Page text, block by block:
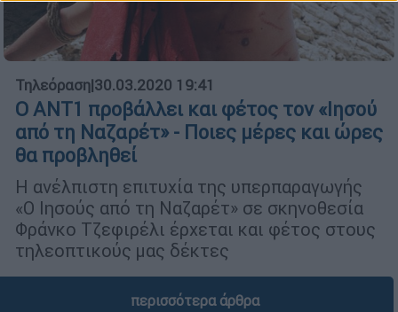
Τηλεόραση|30.03.2020 19:41
Ο ΑΝΤ1 προβάλλει και φέτος τον «Ιησού
από τη Ναζαρέτ» - Ποιες μέρες και ώρες
θα προβληθεί
H ανέλπιστη επιτυχία της υπερπαραγωγής
«Ο Ιησούς από τη Ναζαρέτ» σε σκηνοθεσία
Φράνκο Τζεφιρέλι έρχεται και φέτος στους
τηλεοπτικούς μας δέκτες
περισσότερα άρθρα